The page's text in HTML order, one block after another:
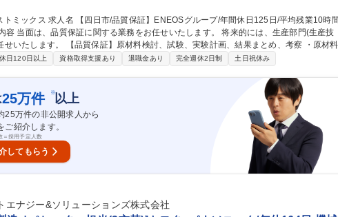
ループ/年間休日125日/平均残業10時間
たします。 【品質保証】原材料検討、試験、実験計画、結果まとめ、考察 ・原材料管
工場、購買との調整 ・製品品質保証（製品がお客様ニーズを満たしているかの管理。納入
ＬＰ（製造物責任予防）関係業務 【生産部門（製品・製造に関わる各工程の作業管理）】
集職種 【四日市/品質保証】ENEOSグループ/年間休日125日/
当充実
日120日以上 資格取得支援あり 退職金あり 完全週休2日制 土日祝休み
25万件 ※以上
25万件の非公開求人から
紹介します。
採用予定人数
してもらう
エナジー&ソリューションズ株式会社